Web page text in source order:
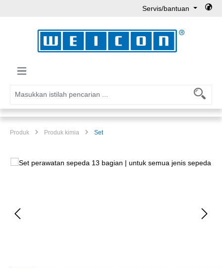
Servis/bantuan
Produk Produk kimia Set
Lewati galeri gambar